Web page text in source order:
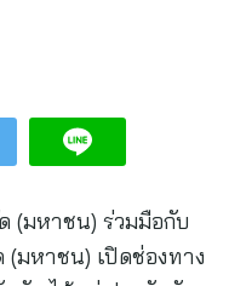
(มหาชน) ร่วมมือกับ
มหาชน) เปิดช่องทาง